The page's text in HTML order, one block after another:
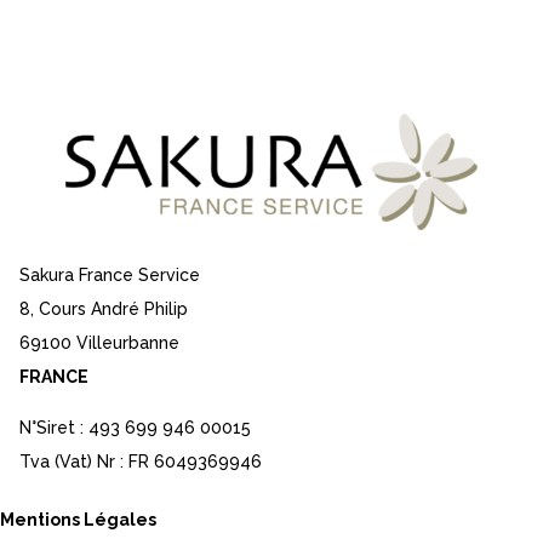
Sakura France Service
8, Cours André Philip
69100 Villeurbanne
FRANCE
N°Siret : 493 699 946 00015
Tva (Vat) Nr : FR 6049369946
Mentions Légales